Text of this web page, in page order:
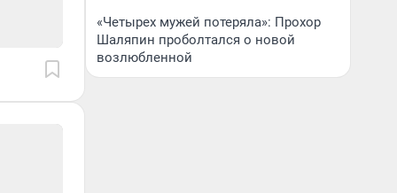
«Четырех мужей потеряла»: Прохор
Шаляпин проболтался о новой
возлюбленной